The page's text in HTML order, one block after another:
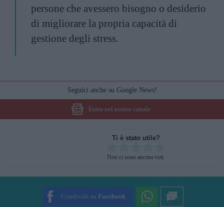
persone che avessero bisogno o desiderio
di migliorare la propria capacità di
gestione degli stress.
Seguici anche su Google News!
Entra nel nostro canale
Ti è stato utile?
Non ci sono ancora voti.
Condividi su Facebook